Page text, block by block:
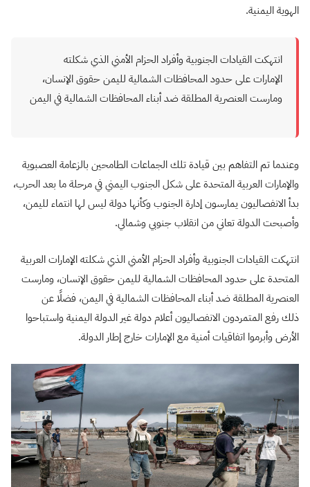
الهوية اليمنية.
انتهكت القيادات الجنوبية وأفراد الحزام الأمني الذي شكلته
الإمارات على حدود المحافظات الشمالية لليمن حقوق الإنسان،
ومارست العنصرية المطلقة ضد أبناء المحافظات الشمالية في اليمن
وعندما تم التفاهم بين قيادة تلك الجماعات الطامحين بالزعامة العصبوية
والإمارات العربية المتحدة على شكل الجنوب اليمني في مرحلة ما بعد الحرب،
بدأ الانفصاليون يمارسون إدارة الجنوب وكأنها دولة ليس لها انتماء لليمن،
وأصبحت الدولة تعاني من انقلاب جنوبي وشمالي.
انتهكت القيادات الجنوبية وأفراد الحزام الأمني الذي شكلته الإمارات العربية
المتحدة على حدود المحافظات الشمالية لليمن حقوق الإنسان، ومارست
العنصرية المطلقة ضد أبناء المحافظات الشمالية في اليمن، فضلًا عن
ذلك رفع المتمردون الانفصاليون أعلام دولة غير الدولة اليمنية واستباحوا
الأرض وأبرموا اتفاقيات أمنية مع الإمارات خارج إطار الدولة.